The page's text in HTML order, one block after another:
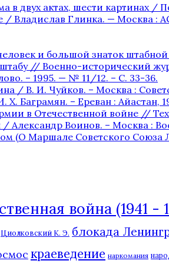
в двух актах, шести картинах /
Владислав Глинка. — Москва :
и большой знаток
// Военно-исторический
– 1995. — № 11/12. – С. 33-36.
/ В. И. Чуйков. – Москва :
Баграмян. – Ереван : Айастан,
в Отечественной войне //
Александр Воинов. – Москва :
(О Маршале Советского Союза
война (1941 -
Циолковский К. Э. блокада
краеведение наркомания